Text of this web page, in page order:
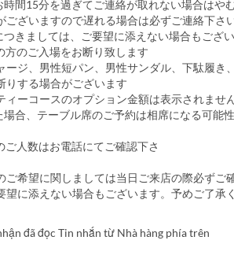
間15分を過ぎてご連絡が取れない場合はや
ございますので遅れる場合は必ずご連絡下さ
きましては、ご要望に添えない場合もござ
のご入場をお断り致します
ージ、男性短パン、男性サンダル、下駄履き
りする場合がございます
ーコースのオプション金額は表示されませ
合、テーブル席のご予約は相席になる可能
人数はお電話にてご確認下さ
希望に関しましては当日ご来店の際必ずご確
に添えない場合もございます。予めご了承く
đã đọc Tin nhắn từ Nhà hàng phía trên